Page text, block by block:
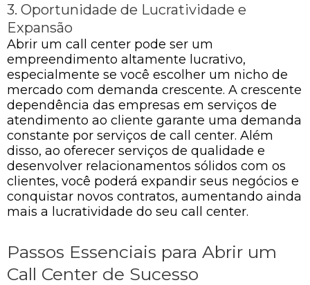
3. Oportunidade de Lucratividade e
Expansão
Abrir um call center pode ser um
empreendimento altamente lucrativo,
especialmente se você escolher um nicho de
mercado com demanda crescente. A crescente
dependência das empresas em serviços de
atendimento ao cliente garante uma demanda
constante por serviços de call center. Além
disso, ao oferecer serviços de qualidade e
desenvolver relacionamentos sólidos com os
clientes, você poderá expandir seus negócios e
conquistar novos contratos, aumentando ainda
mais a lucratividade do seu call center.
Passos Essenciais para Abrir um
Call Center de Sucesso